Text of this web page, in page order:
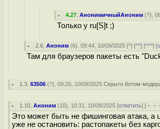
4.27 ,АнонимичныйАноним (?),
Только у ru[S]t ;)
2.6 ,Аноним (6), 09:44, 10/09/2025 [^] [^^] [^^^] [
Там для браузеров пакеты есть
1.3 ,63506 (?), 09:26, 10/09/2025Скрыто ботом-
1.10 ,Аноним (10), 10:31, 10/09/2025 [ответить] [
Это может быть не фишинговая атака, а
уже не остановить: растопакеты без